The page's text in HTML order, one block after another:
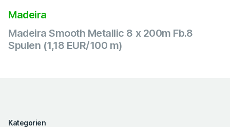
Madeira
Madeira Smooth Metallic 8 x 200m Fb.8
Spulen (1,18 EUR/100 m)
Kategorien